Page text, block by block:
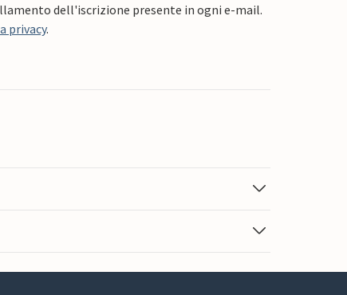
dell'iscrizione presente in ogni e-mail.
privacy.